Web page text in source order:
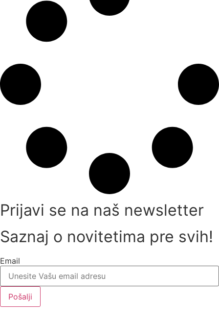
Prijavi se na naš newsletter
Saznaj o novitetima pre svih!
Email
Pošalji